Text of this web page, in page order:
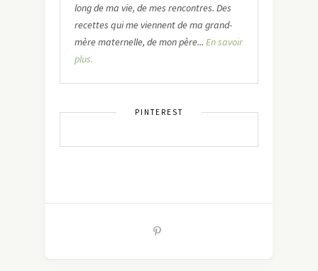
long de ma vie, de mes rencontres. Des
recettes qui me viennent de ma grand-
mère maternelle, de mon père... En savoir
plus.
PINTEREST